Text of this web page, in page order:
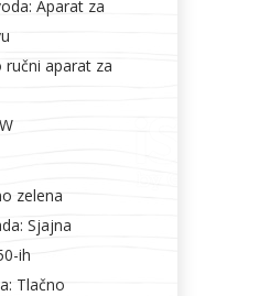
Aparat za
ručni aparat za
zelena
Sjajna
ih
Tlačno